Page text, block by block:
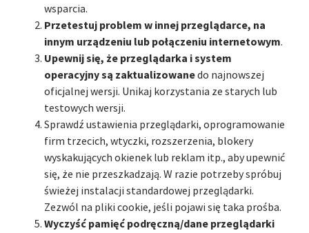
wsparcia.
Przetestuj problem w innej przeglądarce, na
innym urządzeniu lub połączeniu internetowym.
Upewnij się, że przeglądarka i system
operacyjny są zaktualizowanedo najnowszej
oficjalnej wersji. Unikaj korzystania ze starych lub
testowych wersji.
Sprawdź ustawienia przeglądarki, oprogramowanie
firm trzecich, wtyczki, rozszerzenia, blokery
wyskakujących okienek lub reklam itp., aby upewnić
się, że nie przeszkadzają. W razie potrzeby spróbuj
świeżej instalacji standardowej przeglądarki.
Zezwól na pliki cookie, jeśli pojawi się taka prośba.
Wyczyść pamięć podręczną/dane przeglądarki